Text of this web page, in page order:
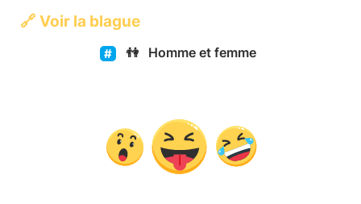
🔗 Voir la blague
👫 Homme et femme